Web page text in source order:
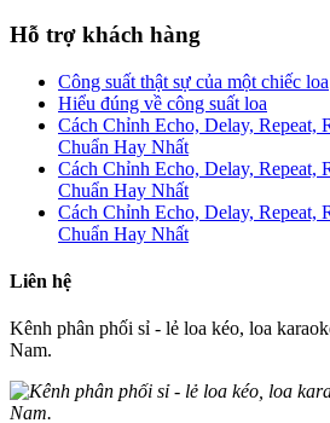
Hỗ trợ khách hàng
Công suất thật sự của một chiếc loa
Hiểu đúng về công suất loa
Cách Chỉnh Echo, Delay, Repeat,
Chuẩn Hay Nhất
Cách Chỉnh Echo, Delay, Repeat,
Chuẩn Hay Nhất
Cách Chỉnh Echo, Delay, Repeat,
Chuẩn Hay Nhất
Liên hệ
Kênh phân phối sỉ - lẻ loa kéo, loa
Nam.